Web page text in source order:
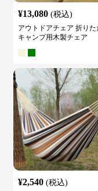
¥13,080 (税込)
アウトドアチェア 折りた
キャンプ用木製チェア
¥2,540 (税込)